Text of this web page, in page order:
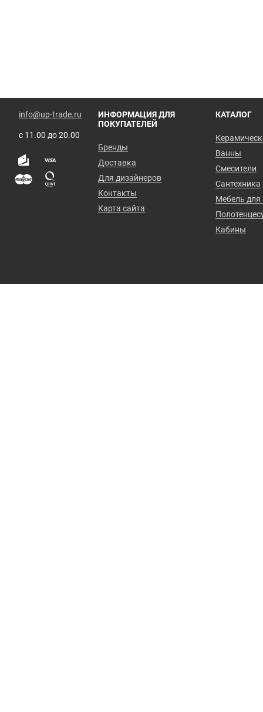
info@up-trade.ru
с 11.00 до 20.00
ИНФОРМАЦИЯ ДЛЯ
ПОКУПАТЕЛЕЙ
Бренды
Доставка
Для дизайнеров
Контакты
Карта сайта
КАТАЛОГ
Ванны
Смесители
Сантехника
Мебель для
Кабины